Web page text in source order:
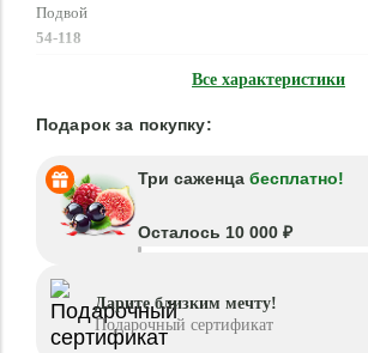
Подвой
54-118
Все характеристики
Подарок за покупку:
Три саженца бесплатно!
Осталось 10 000 ₽
Дарите близким мечту!
Подарочный сертификат